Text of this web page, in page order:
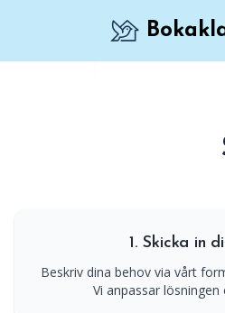
Akvarieexperter
1. Skicka in
Beskriv dina behov via vårt
Vi anpassar